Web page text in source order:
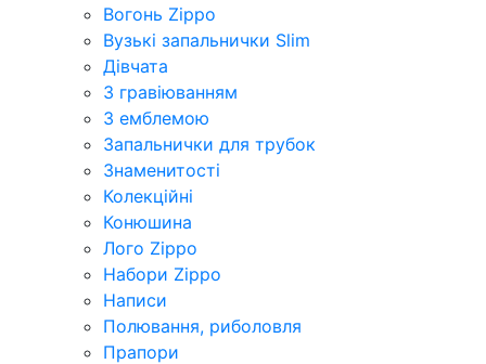
Вогонь Zippo
Вузькі запальнички Slim
Дівчата
З гравіюванням
З емблемою
Запальнички для трубок
Знаменитості
Колекційні
Конюшина
Лого Zippo
Набори Zippo
Написи
Полювання, риболовля
Прапори